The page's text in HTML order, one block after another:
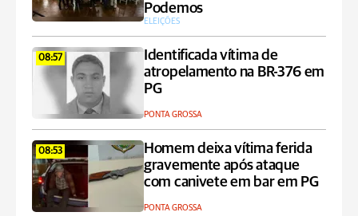
Podemos
ELEIÇÕES
08:57
Identificada vítima de
atropelamento na BR-376 em
PG
PONTA GROSSA
08:53
Homem deixa vítima ferida
gravemente após ataque
com canivete em bar em PG
PONTA GROSSA